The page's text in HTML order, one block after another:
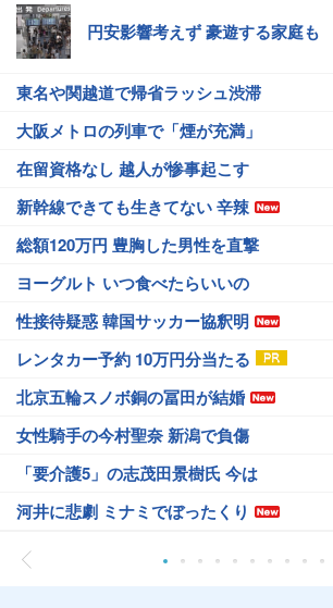
円安影響考えず 豪遊する家庭も
東名や関越道で帰省ラッシュ渋滞
大阪メトロの列車で「煙が充満」
在留資格なし 越人が惨事起こす
新幹線できても生きてない 辛辣
総額120万円 豊胸した男性を直撃
ヨーグルト いつ食べたらいいの
性接待疑惑 韓国サッカー協釈明
レンタカー予約 10万円分当たる
北京五輪スノボ銅の冨田が結婚
女性騎手の今村聖奈 新潟で負傷
「要介護5」の志茂田景樹氏 今は
河井に悲劇 ミナミでぼったくり